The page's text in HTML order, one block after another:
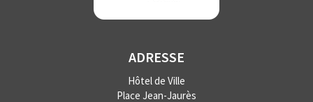
ADRESSE
Hôtel de Ville
Place Jean-Jaurès